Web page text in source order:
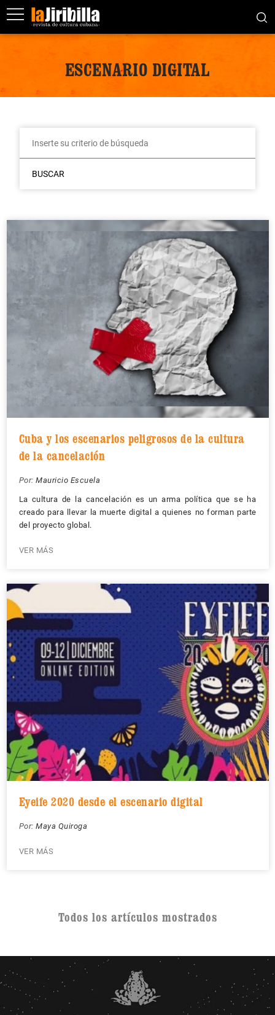
ESCENARIO DIGITAL
BUSCAR
Cuba y los escenarios peligrosos de la cultura
de la cancelación
Por: Mauricio Escuela
La cultura de la cancelación es un arma política que se ha
creado para llevar la muerte digital a quienes no forman parte
del proyecto global.
VER MÁS
Eyeife 2020 desde el escenario digital
Por: Maya Quiroga
VER MÁS
Todos los artículos mostrados